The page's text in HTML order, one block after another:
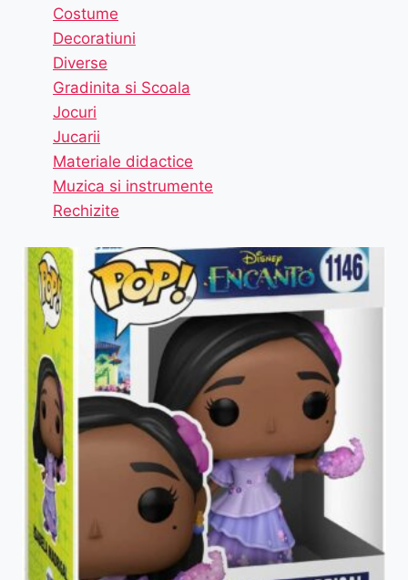
Costume
Decoratiuni
Diverse
Gradinita si Scoala
Jocuri
Jucarii
Materiale didactice
Muzica si instrumente
Rechizite